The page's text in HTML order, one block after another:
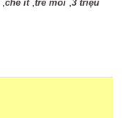
chê ít trề môi 3 triệu